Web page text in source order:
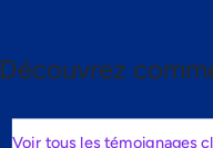
Découvrez
Voir tous les témoignages